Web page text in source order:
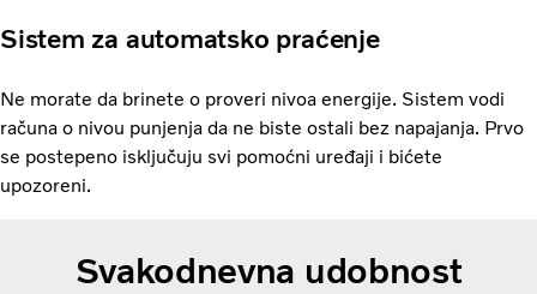
Sistem za automatsko praćenje
Ne morate da brinete o proveri nivoa energije. Sistem vodi
računa o nivou punjenja da ne biste ostali bez napajanja. Prvo
se postepeno isključuju svi pomoćni uređaji i bićete
upozoreni.
Svakodnevna udobnost